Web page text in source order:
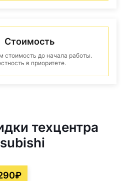
Стоимость
стоимость до начала работы.
в приоритете.
техцентра